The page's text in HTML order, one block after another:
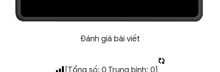
Đánh giá bài viết
[Tổng số: 0 Trung bình: 0]